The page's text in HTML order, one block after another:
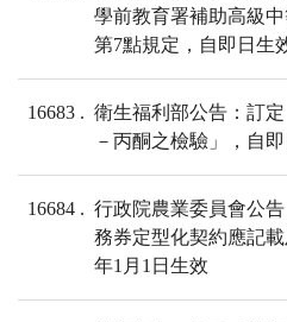
學前教育署補助高級
第7點規定，自即日生
16683
衛生福利部公告：訂
－丙酮之檢驗」，自
16684
行政院農業委員會公
務券定型化契約應記
年1月1日生效